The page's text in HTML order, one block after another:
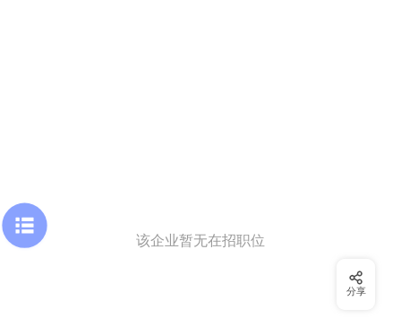
该企业暂无在招职位
分享